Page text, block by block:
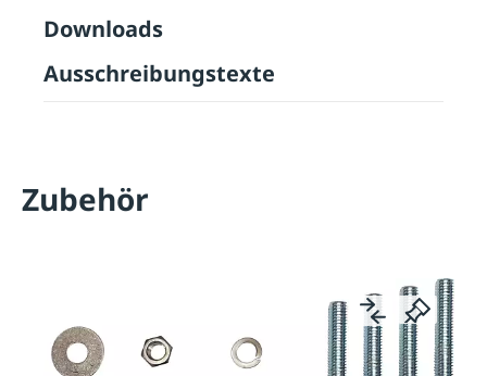
Downloads
Ausschreibungstexte
Zubehör